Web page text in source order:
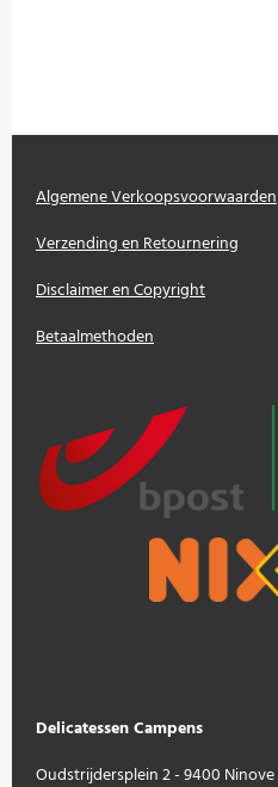
Algemene Verkoopsvoorwaarden
Verzending en Retournering
Disclaimer en Copyright
Betaalmethoden
Delicatessen Campens
Oudstrijdersplein 2 - 9400 Ninove